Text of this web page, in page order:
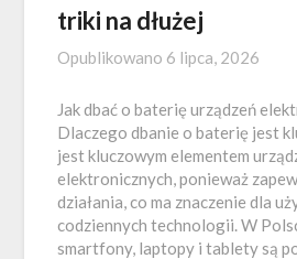
triki na dłużej
Opublikowano 6 lipca, 2026
Jak dbać o baterię urządzeń
Dlaczego dbanie o baterię jest
jest kluczowym elementem
elektronicznych, ponieważ
działania, co ma znaczenie dla
codziennych technologii. W
smartfony, laptopy i tablety są